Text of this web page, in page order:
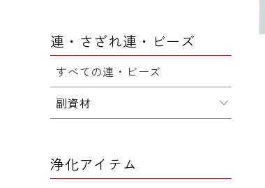
連・さざれ連・ビーズ
すべての連・ビーズ
副資材
浄化アイテム